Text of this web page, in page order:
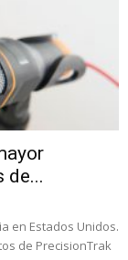
de...
en Estados Unidos.
de PrecisionTrak